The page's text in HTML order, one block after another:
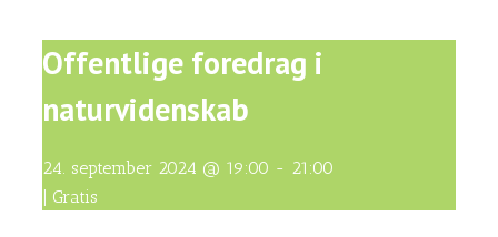
Offentlige foredrag i
naturvidenskab
24. september 2024 @ 19:00 - 21:00
| Gratis